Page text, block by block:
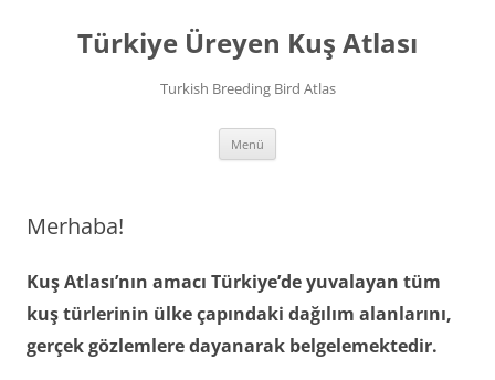
Türkiye Üreyen Kuş Atlası
Turkish Breeding Bird Atlas
Menü
Merhaba!
Kuş Atlası’nın amacı Türkiye’de yuvalayan tüm
kuş türlerinin ülke çapındaki dağılım alanlarını,
gerçek gözlemlere dayanarak belgelemektedir.